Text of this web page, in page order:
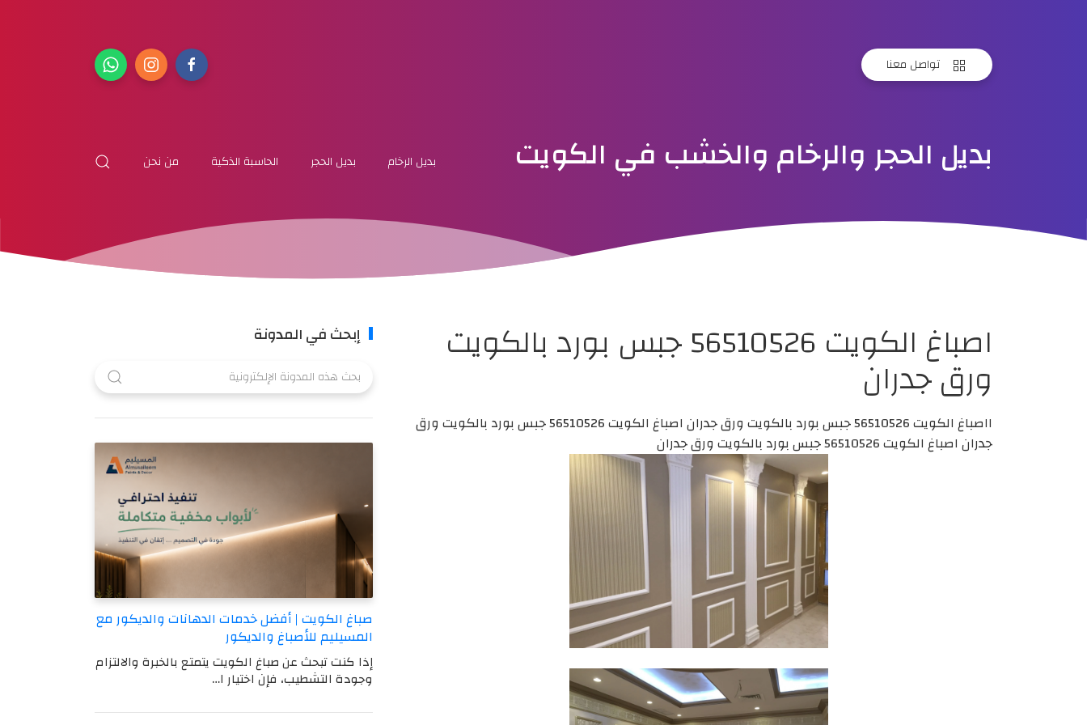
تواصل معنا
بديل الحجر والرخام والخشب في الكويت بديل الرخام بديل الحجر الحاسبة الذكية من نحن
اصباغ الكويت 56510526 جبس بورد بالكويت
ورق جدران
ااصباغ الكويت 56510526 جبس بورد بالكويت ورق جدران اصباغ الكويت 56510526 جبس بورد بالكويت ورق
جدران اصباغ الكويت 56510526 جبس بورد بالكويت ورق جدران
إبحث في المدونة
صباغ الكويت | أفضل خدمات الدهانات والديكور مع
المسيليم للأصباغ والديكور
إذا كنت تبحث عن صباغ الكويت يتمتع بالخبرة والالتزام
وجودة التشطيب، فإن اختيار ا…